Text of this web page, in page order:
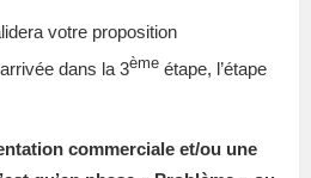
votre proposition
dans la 3ème étape, l’étape
commerciale et/ou une